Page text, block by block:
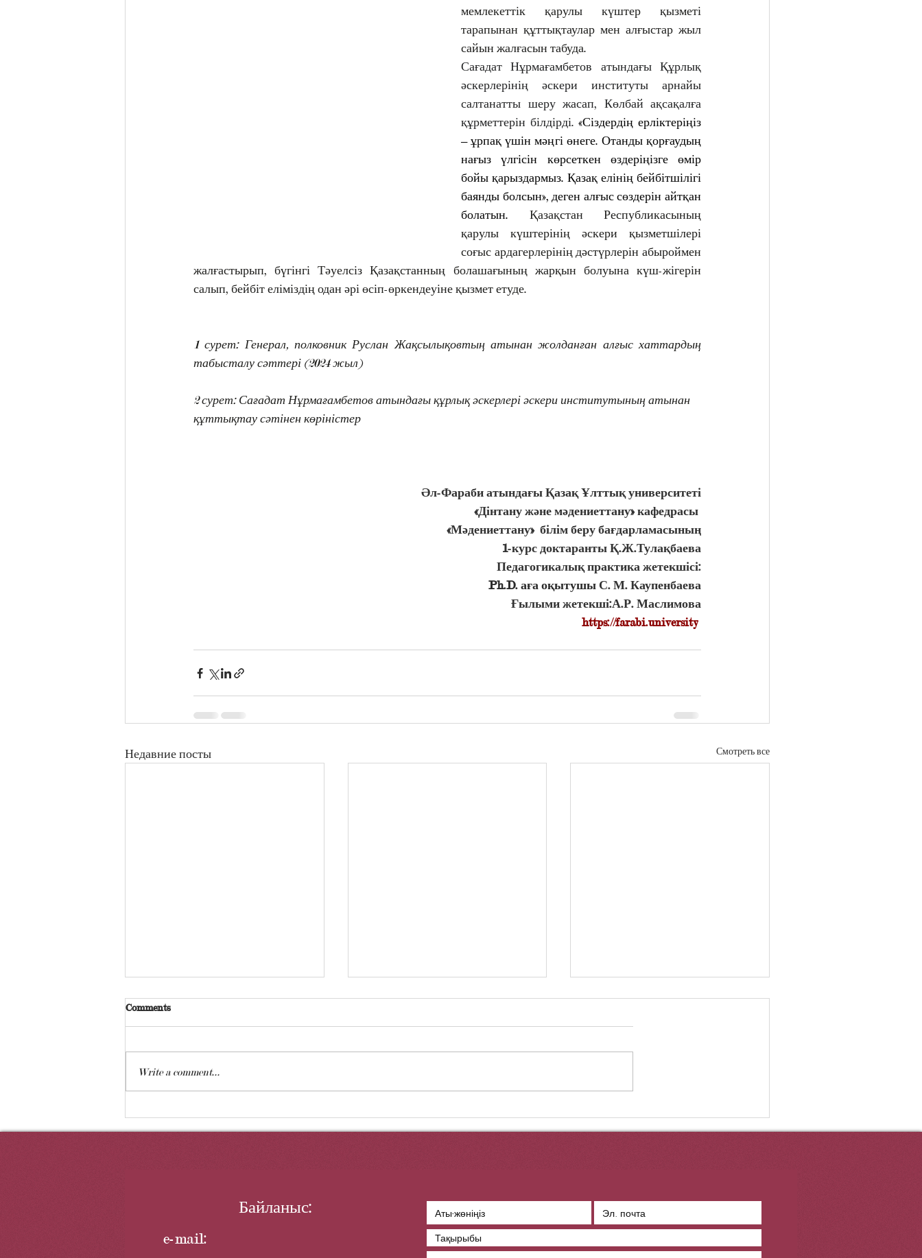
мемлекеттік қарулы күштер қызметі
тарапынан құттықтаулар мен алғыстар жыл
сайын жалғасын табуда.
Сағадат Нұрмағамбетов атындағы Құрлық
әскерлерінің әскери институты арнайы
салтанатты шеру жасап, Көлбай ақсақалға
құрметтерін білдірді. «Сіздердің ерліктеріңіз
– ұрпақ үшін мәңгі өнеге. Отанды қорғаудың
нағыз үлгісін көрсеткен өздеріңізге өмір
бойы қарыздармыз. Қазақ елінің бейбітшілігі
баянды болсын», деген алғыс сөздерін айтқан
болатын. Қазақстан Республикасының
қарулы күштерінің әскери қызметшілері
соғыс ардагерлерінің дәстүрлерін абыроймен
жалғастырып, бүгінгі Тәуелсіз Қазақстанның болашағының жарқын болуына күш-жігерін
салып, бейбіт еліміздің одан әрі өсіп-өркендеуіне қызмет етуде.
1 сурет: Генерал, полковник Руслан Жақсылықовтың атынан жолданған алғыс хаттардың
табысталу сәттері (2024 жыл)
2 сурет: Сағадат Нұрмағамбетов атындағы құрлық әскерлері әскери институтының атынан
құттықтау сәтінен көріністер
Әл-Фараби атындағы Қазақ Ұлттық университеті
«Дінтану және мәдениеттану» кафедрасы
«Мәдениеттану»  білім беру бағдарламасының
1-курс доктаранты Қ.Ж.Тулақбаева
Педагогикалық практика жетекшісі:
Ph.D. аға оқытушы С. М. Каупенбаева
Ғылыми жетекші:А.Р. Маслимова
https://farabi.university
Недавние посты Смотреть все
әскери бөлімдері тексеріледі
ҚЫЛЫҚ САНАТЫНЫҢ
бұрыштар: әскери журналист
Comments
Write a comment...
Байланыс:
e-mail: